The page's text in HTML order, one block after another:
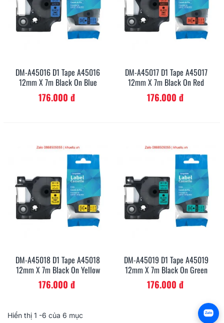
DM-A45016 D1 Tape A45016
12mm X 7m Black On Blue
176.000 đ
DM-A45017 D1 Tape A45017
12mm X 7m Black On Red
176.000 đ
DM-A45018 D1 Tape A45018
12mm X 7m Black On Yellow
176.000 đ
DM-A45019 D1 Tape A45019
12mm X 7m Black On Green
176.000 đ
Hiển thị 1 -6 của 6 mục Zalo